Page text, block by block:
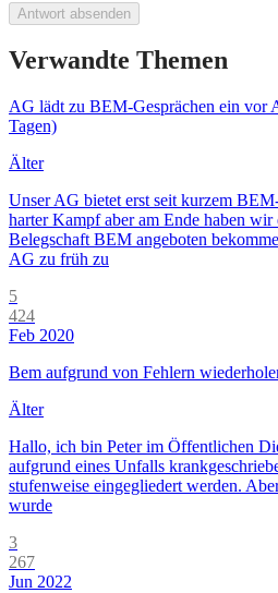
Antwort absenden
Verwandte Themen
AG lädt zu BEM-Gesprächen ein vor
Tagen)
Älter
Unser AG bietet erst seit kurzem
harter Kampf aber am Ende haben wir
Belegschaft BEM angeboten
AG zu früh zu
5
424
Feb 2020
Bem aufgrund von Fehlern
Älter
Hallo, ich bin Peter im Öffentlichen
aufgrund eines Unfalls
stufenweise eingegliedert werden.
wurde
3
267
Jun 2022